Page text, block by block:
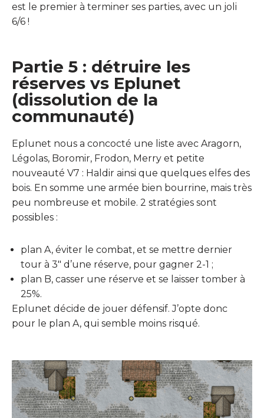
est le premier à terminer ses parties, avec un joli
6/6 !
Partie 5 : détruire les
réserves vs Eplunet
(dissolution de la
communauté)
Eplunet nous a concocté une liste avec Aragorn,
Légolas, Boromir, Frodon, Merry et petite
nouveauté V7 : Haldir ainsi que quelques elfes des
bois. En somme une armée bien bourrine, mais très
peu nombreuse et mobile. 2 stratégies sont
possibles :
plan A, éviter le combat, et se mettre dernier
tour à 3″ d’une réserve, pour gagner 2-1 ;
plan B, casser une réserve et se laisser tomber à
25%.
Eplunet décide de jouer défensif. J’opte donc
pour le plan A, qui semble moins risqué.